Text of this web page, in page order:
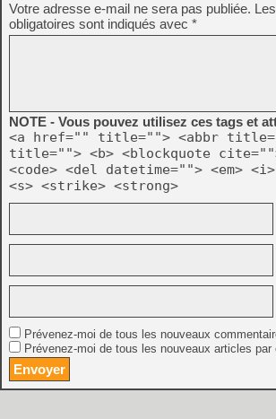
Votre adresse e-mail ne sera pas publiée.
obligatoires sont indiqués avec *
NOTE - Vous pouvez utilisez ces tags et
<a href="" title=""> <abbr
title=""> <b> <blockquote
<code> <del datetime=""> <em>
<s> <strike> <strong>
Prévenez-moi de tous les nouveaux
Prévenez-moi de tous les nouveaux articles par